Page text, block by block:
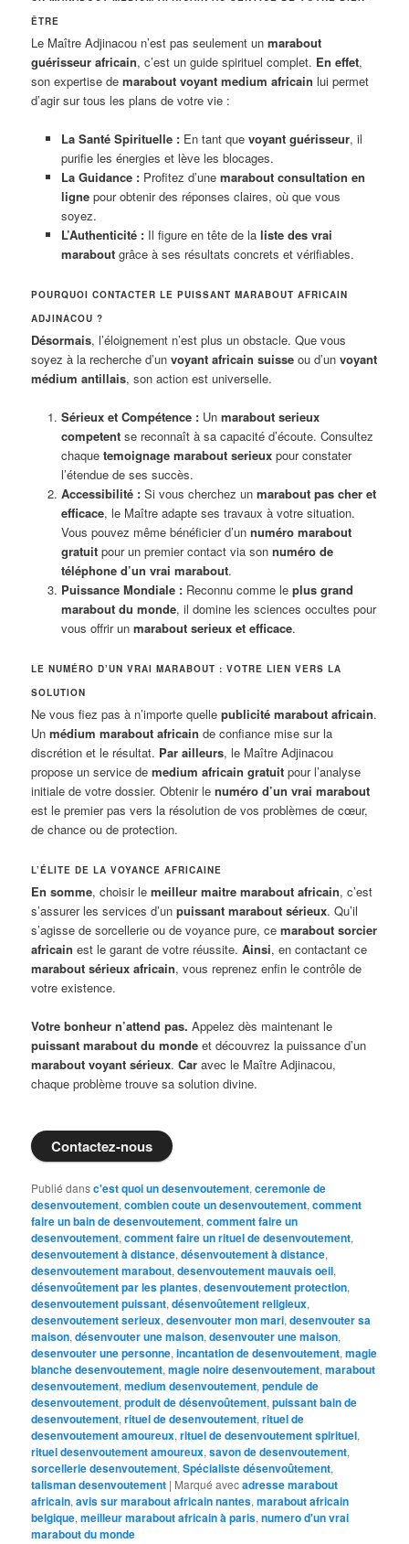
ÊTRE
Le Maître Adjinacou n’est pas seulement unmarabout
guérisseur africain, c’est un guide spirituel complet. En effet,
son expertise demarabout voyant medium africain lui permet
d’agir sur tous les plans de votre vie :
La Santé Spirituelle :En tant que voyant guérisseur, il
purifie les énergies et lève les blocages.
La Guidance :Profitez d’une marabout consultation en
lignepour obtenir des réponses claires, où que vous
soyez.
L’Authenticité :Il figure en tête de la liste des vrai
maraboutgrâce à ses résultats concrets et vérifiables.
POURQUOI CONTACTER LE PUISSANT MARABOUT AFRICAIN
ADJINACOU ?
Désormais, l’éloignement n’est plus un obstacle. Que vous
soyez à la recherche d’unvoyant africain suisse ou d’unvoyant
médium antillais, son action est universelle.
Sérieux et Compétence :Un marabout serieux
competentse reconnaît à sa capacité d’écoute. Consultez
chaque temoignage marabout serieuxpour constater
l’étendue de ses succès.
Accessibilité :Si vous cherchez un marabout pas cher et
efficace, le Maître adapte ses travaux à votre situation.
Vous pouvez même bénéficier d’un numéro marabout
gratuitpour un premier contact via son numéro de
téléphone d’un vrai marabout.
Puissance Mondiale :Reconnu comme le plus grand
marabout du monde, il domine les sciences occultes pour
vous offrir un marabout serieux et efficace.
LE NUMÉRO D’UN VRAI MARABOUT : VOTRE LIEN VERS LA
SOLUTION
Ne vous fiez pas à n’importe quellepublicité marabout africain.
Unmédium marabout africain de confiance mise sur la
discrétion et le résultat. Par ailleurs, le Maître Adjinacou
propose un service demedium africain gratuit pour l’analyse
initiale de votre dossier. Obtenir lenuméro d’un vrai marabout
est le premier pas vers la résolution de vos problèmes de cœur,
de chance ou de protection.
L’ÉLITE DE LA VOYANCE AFRICAINE
En somme, choisir lemeilleur maitre marabout africain, c’est
s’assurer les services d’unpuissant marabout sérieux. Qu’il
s’agisse de sorcellerie ou de voyance pure, cemarabout sorcier
africain est le garant de votre réussite.Ainsi, en contactant ce
marabout sérieux africain, vous reprenez enfin le contrôle de
votre existence.
Votre bonheur n’attend pas. Appelez dès maintenant le
puissant marabout du monde et découvrez la puissance d’un
marabout voyant sérieux.Car avec le Maître Adjinacou,
chaque problème trouve sa solution divine.
Contactez-nous
Publié dansc'est quoi un desenvoutement,ceremonie de
desenvoutement,combien coute un desenvoutement,comment
faire un bain de desenvoutement,comment faire un
desenvoutement,comment faire un rituel de desenvoutement,
desenvoutement à distance,désenvoutement à distance,
desenvoutement marabout,desenvoutement mauvais oeil,
désenvoûtement par les plantes,desenvoutement protection,
desenvoutement puissant,désenvoûtement religieux,
desenvoutement serieux,desenvouter mon mari,desenvouter sa
maison,désenvouter une maison,desenvouter une maison,
desenvouter une personne,incantation de desenvoutement,magie
blanche desenvoutement,magie noire desenvoutement,marabout
desenvoutement,medium desenvoutement,pendule de
desenvoutement,produit de désenvoûtement,puissant bain de
desenvoutement,rituel de desenvoutement,rituel de
desenvoutement amoureux,rituel de desenvoutement spirituel,
rituel desenvoutement amoureux,savon de desenvoutement,
sorcellerie desenvoutement,Spécialiste désenvoûtement,
talisman desenvoutement | Marqué avecadresse marabout
africain,avis sur marabout africain nantes,marabout africain
belgique,meilleur marabout africain à paris,numero d'un vrai
marabout du monde